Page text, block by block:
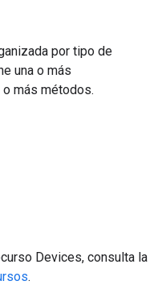
por tipo de
una o más
más métodos.
Devices, consulta la
.